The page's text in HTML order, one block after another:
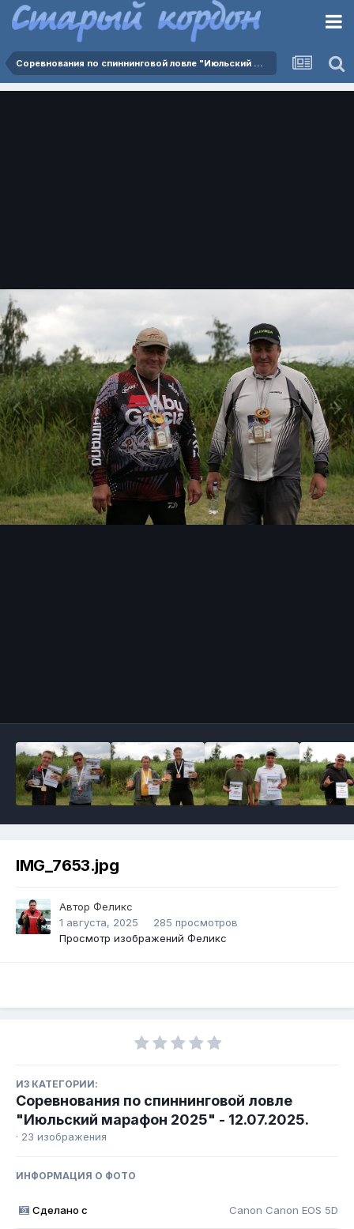
Соревнования по спиннинговой ловле "Июльский марафон 2025" - 12.07.2025.
IMG_7653.jpg
Автор Феликс
1 августа, 2025
285 просмотров
Просмотр изображений Феликс
ИЗ КАТЕГОРИИ:
Соревнования по спиннинговой ловле
"Июльский марафон 2025" - 12.07.2025.
· 23 изображения
ИНФОРМАЦИЯ О ФОТО
Сделано с Canon Canon EOS 5D